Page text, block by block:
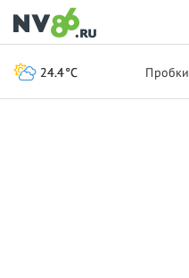
24.4°C Пробки